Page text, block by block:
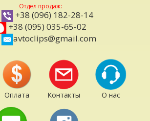
Отдел продаж:
+38 (096) 182-28-14
+38 (095) 035-65-02
avtoclips@gmail.com
Оплата Контакты О нас